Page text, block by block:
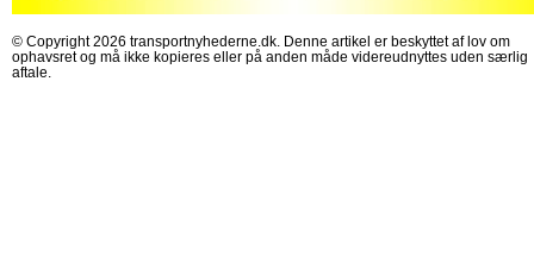
© Copyright 2026 transportnyhederne.dk. Denne artikel er beskyttet af lov om
ophavsret og må ikke kopieres eller på anden måde videreudnyttes uden særlig
aftale.